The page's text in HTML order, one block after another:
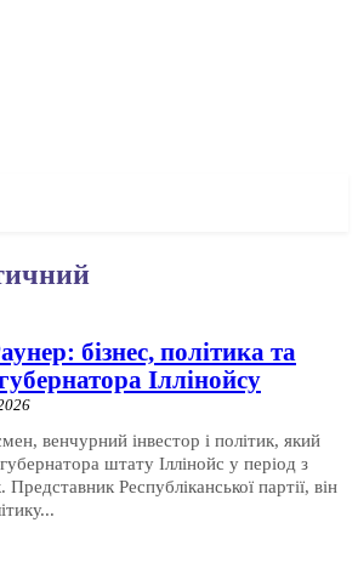
бізнес, політика та
Іллінойсу
венчурний інвестор і політик, який
штату Іллінойс у період з
Республіканської партії, він